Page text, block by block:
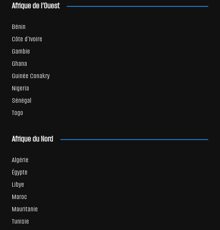
Afrique de l’Ouest
Bénin
Côte d’Ivoire
Gambie
Ghana
Guinée Conakry
Nigeria
Sénégal
Togo
Afrique du Nord
Algérie
Égypte
Libye
Maroc
Mauritanie
Tunisie